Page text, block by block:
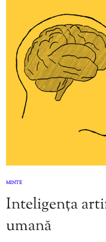
MINTE
Inteligența
umană